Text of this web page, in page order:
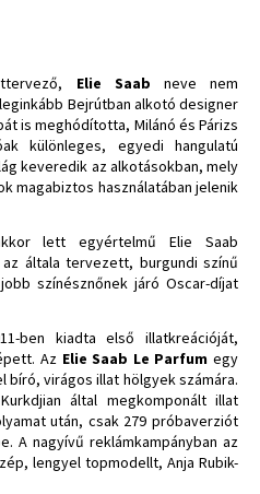
Elie Saab neve nem
Bejrútban alkotó designer
is meghódította, Milánó és Párizs
különleges, egyedi hangulatú
keveredik az alkotásokban, mely
magabiztos használatában jelenik
lett egyértelmű Elie Saab
általa tervezett, burgundi színű
színésznőnek járó Oscar-díjat
ben kiadta első illatkreációját,
Az Elie Saab Le Parfum egy
virágos illat hölgyek számára.
által megkomponált illat
után, csak 279 próbaverziót
A nagyívű reklámkampányban az
lengyel topmodellt, Anja Rubik-